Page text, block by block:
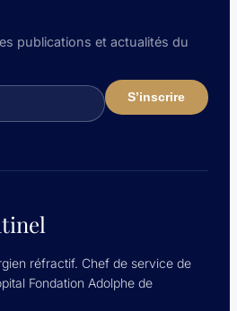
publications et actualités du
réfractif. Chef de service de
Fondation Adolphe de